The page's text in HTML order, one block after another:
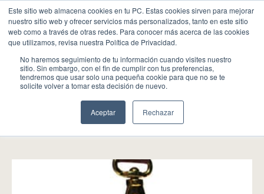
Este sitio web almacena cookies en tu PC. Estas cookies sirven para mejorar
nuestro sitio web y ofrecer servicios más personalizados, tanto en este sitio
web como a través de otras redes. Para conocer más acerca de las cookies
que utilizamos, revisa nuestra Política de Privacidad.
No haremos seguimiento de tu información cuando visites nuestro
sitio. Sin embargo, con el fin de cumplir con tus preferencias,
tendremos que usar solo una pequeña cookie para que no se te
solicite volver a tomar esta decisión de nuevo.
Aceptar Rechazar
Arrendamientos urbanos